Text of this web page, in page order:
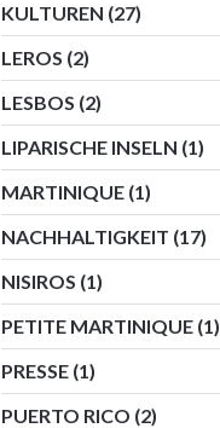
KULTUREN (27)
LEROS (2)
LESBOS (2)
LIPARISCHE INSELN (1)
MARTINIQUE (1)
NACHHALTIGKEIT (17)
NISIROS (1)
PETITE MARTINIQUE (1)
PRESSE (1)
PUERTO RICO (2)